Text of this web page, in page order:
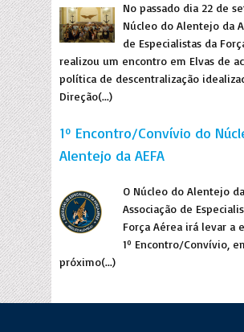
No passado dia 22 de
Núcleo do Alentejo da
de Especialistas da
realizou um encontro em Elvas de
política de descentralização
Direção(...)
1º Encontro/Convívio do
Alentejo da AEFA
O Núcleo do Alentejo da
Associação de
Força Aérea irá levar a
1º Encontro/Convívio,
próximo(...)